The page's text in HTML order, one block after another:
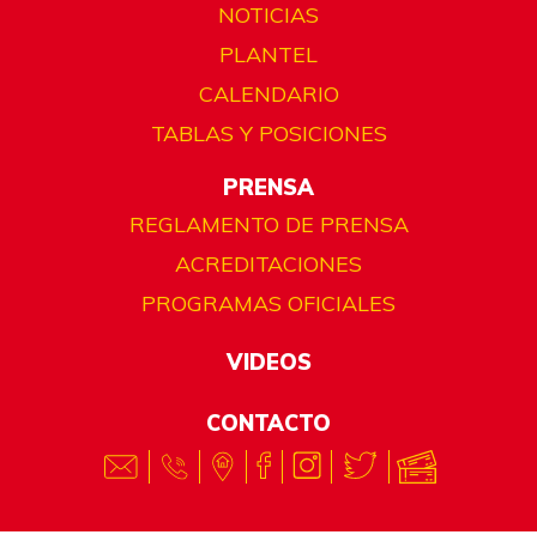
NOTICIAS
PLANTEL
CALENDARIO
TABLAS Y POSICIONES
PRENSA
REGLAMENTO DE PRENSA
ACREDITACIONES
PROGRAMAS OFICIALES
VIDEOS
CONTACTO